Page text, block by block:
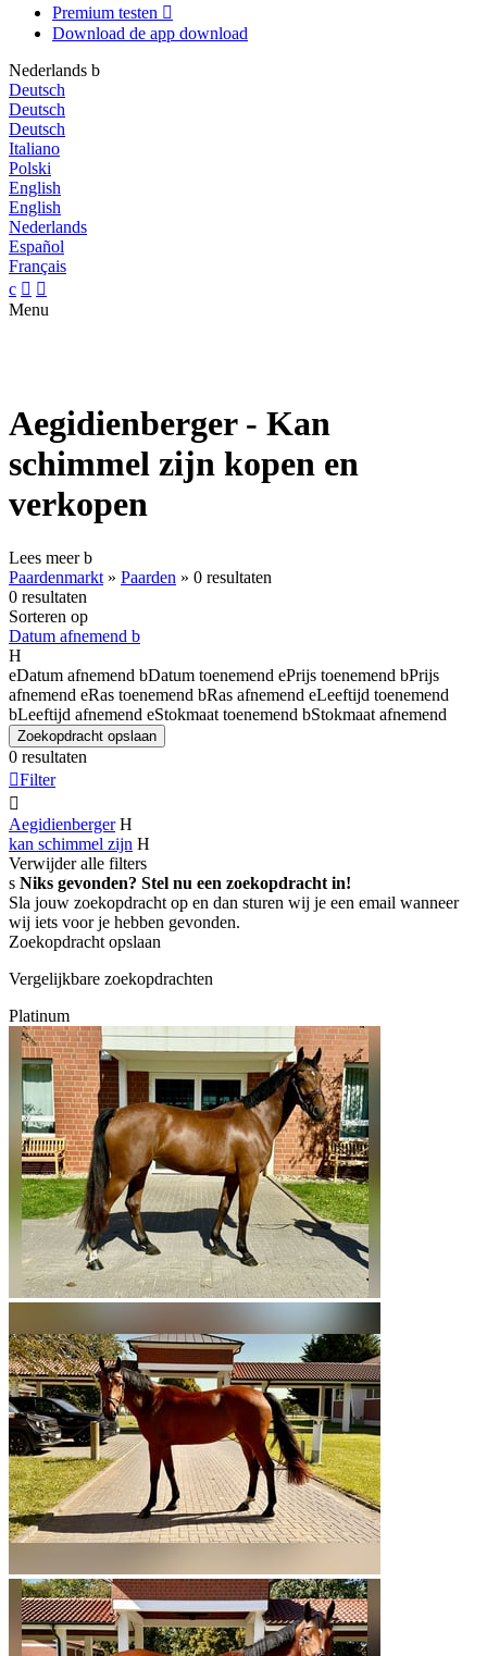
Premium testen 
Download de app download
Nederlands b
Deutsch
Deutsch
Deutsch
Italiano
Polski
English
English
Nederlands
Español
Français
c  
Menu
Aegidienberger - Kan
schimmel zijn kopen en
verkopen
Lees meerb
Paardenmarkt » Paarden » 0 resultaten
0 resultaten
Sorteren op
Datum afnemend b
H
eDatum afnemend bDatum toenemend ePrijs toenemend bPrijs
afnemend eRas toenemend bRas afnemend eLeeftijd toenemend
bLeeftijd afnemend eStokmaat toenemend bStokmaat afnemend
Zoekopdracht opslaan
0 resultaten
Filter

Aegidienberger H
kan schimmel zijn H
Verwijder alle filters
s Niks gevonden? Stel nu een zoekopdracht in!
Sla jouw zoekopdracht op en dan sturen wij je een email wanneer
wij iets voor je hebben gevonden.
Zoekopdracht opslaan
Vergelijkbare zoekopdrachten
Platinum